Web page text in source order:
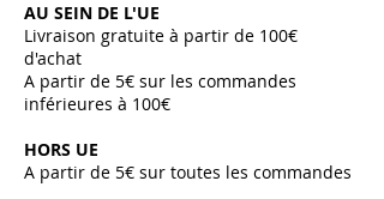
AU SEIN DE L'UE
Livraison gratuite à partir de 100€
d'achat
A partir de 5€ sur les commandes
inférieures à 100€
HORS UE
A partir de 5€ sur toutes les commandes ​